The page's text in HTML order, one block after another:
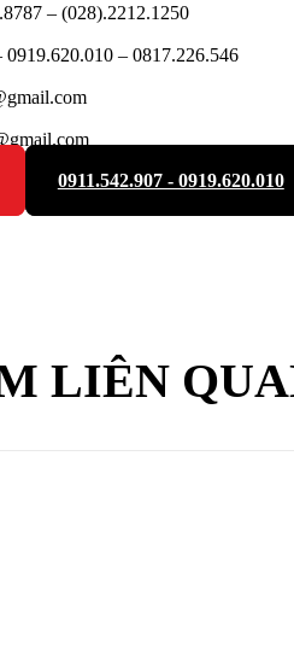
– (028).2212.1250
0919.620.010 – 0817.226.546
0911.542.907 - 0919.620.010
LIÊN